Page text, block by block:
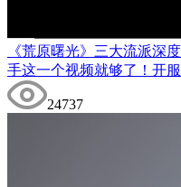
《荒原曙光》三大流派深
手这一个视频就够了！开服
24737